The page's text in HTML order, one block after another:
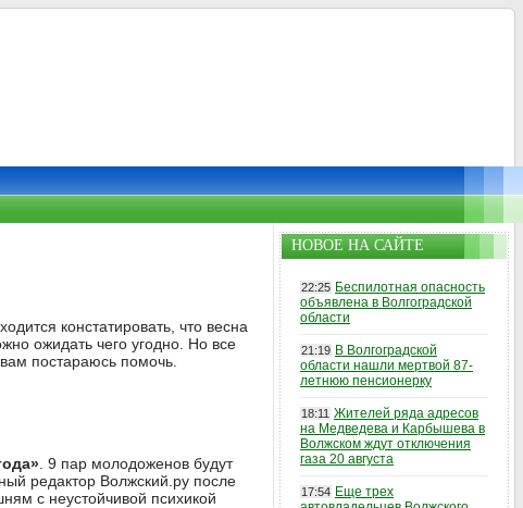
констатировать, что весна
ожидать чего угодно. Но все
постараюсь помочь.
. 9 пар молодоженов будут
редактор Волжский.ру после
с неустойчивой психикой
НОВОЕ НА САЙТЕ
22:25 Беспилотная опасность
объявлена в Волгоградской
области
21:19 В Волгоградской
области нашли мертвой 87-
летнюю пенсионерку
18:11 Жителей ряда адресов
на Медведева и Карбышева в
Волжском ждут отключения
газа 20 августа
17:54 Еще трех